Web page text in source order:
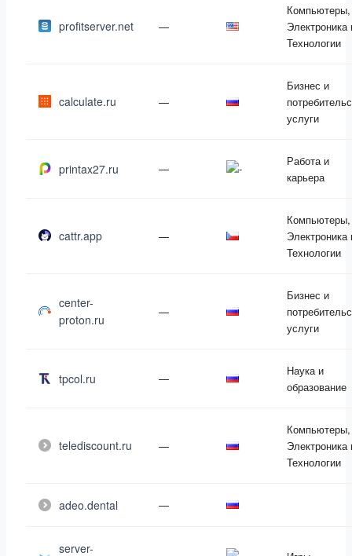
profitserver.net —
Компьютеры,
Электроника
Технологии
calculate.ru —
Бизнес и
услуги
printax27.ru —
Работа и
карьера
cattr.app —
Компьютеры,
Электроника
Технологии
center-
proton.ru
—
Бизнес и
услуги
tpcol.ru —
Наука и
образование
telediscount.ru —
Компьютеры,
Электроника
Технологии
adeo.dental —
server-